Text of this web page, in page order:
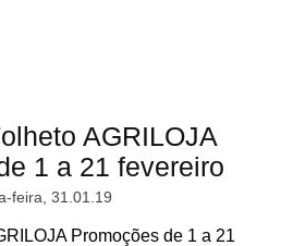
AGRILOJA
1 a 21 fevereiro
feira, 31.01.19
Promoções de 1 a 21